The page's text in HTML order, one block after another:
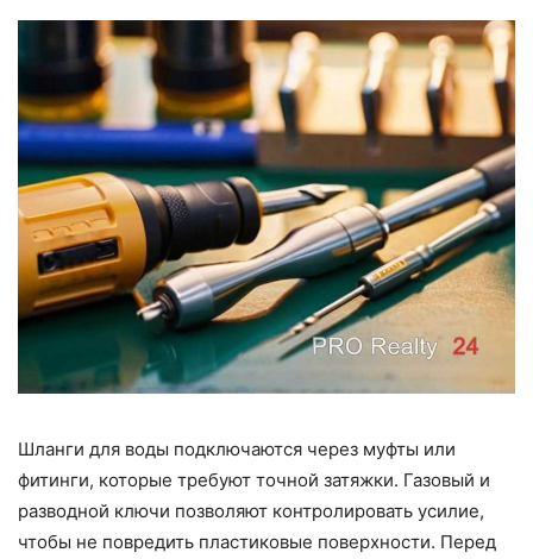
Шланги для воды подключаются через муфты или
фитинги, которые требуют точной затяжки. Газовый и
разводной ключи позволяют контролировать усилие,
чтобы не повредить пластиковые поверхности. Перед